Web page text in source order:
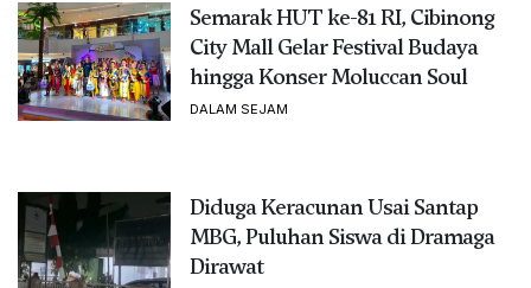
Semarak HUT ke-81 RI, Cibinong
City Mall Gelar Festival Budaya
hingga Konser Moluccan Soul
DALAM SEJAM
Diduga Keracunan Usai Santap
MBG, Puluhan Siswa di Dramaga
Dirawat